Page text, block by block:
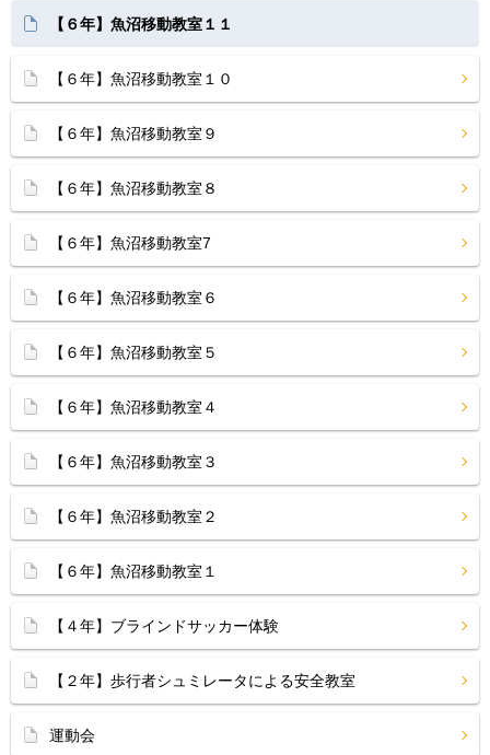
【６年】魚沼移動教室１１
【６年】魚沼移動教室１０
【６年】魚沼移動教室９
【６年】魚沼移動教室８
【６年】魚沼移動教室7
【６年】魚沼移動教室６
【６年】魚沼移動教室５
【６年】魚沼移動教室４
【６年】魚沼移動教室３
【６年】魚沼移動教室２
【６年】魚沼移動教室１
【４年】ブラインドサッカー体験
【２年】歩行者シュミレータによる安全教室
運動会